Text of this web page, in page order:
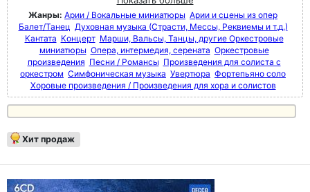
Жанры: Арии / Вокальные миниатюры Арии и сцены из опер
Балет/Танец Духовная музыка (Страсти, Мессы, Реквиемы и т.д.)
Кантата Концерт Марши, Вальсы, Танцы, другие Оркестровые
миниатюры Опера, интермедия, серената Оркестровые
произведения Песни / Романсы Произведения для солиста с
оркестром Симфоническая музыка Увертюра Фортепьяно соло
Хоровые произведения / Произведения для хора и солистов
Хит продаж